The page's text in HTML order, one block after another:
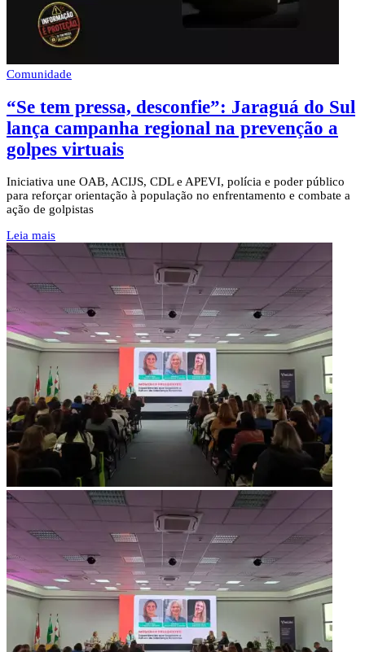
Comunidade
“Se tem pressa, desconfie”: Jaraguá do Sul
lança campanha regional na prevenção a
golpes virtuais
Iniciativa une OAB, ACIJS, CDL e APEVI, polícia e poder público
para reforçar orientação à população no enfrentamento e combate a
ação de golpistas
Leia mais